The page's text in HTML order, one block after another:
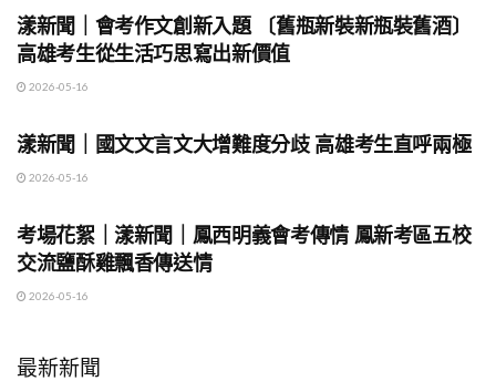
漾新聞｜會考作文創新入題 〔舊瓶新裝新瓶裝舊酒〕
高雄考生從生活巧思寫出新價值
2026-05-16
漾新聞｜國文文言文大增難度分歧 高雄考生直呼兩極
2026-05-16
考場花絮｜漾新聞｜鳳西明義會考傳情 鳳新考區五校
交流鹽酥雞飄香傳送情
2026-05-16
最新新聞